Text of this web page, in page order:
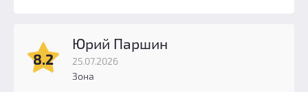
8.2
Юрий Паршин
25.07.2026
Зона